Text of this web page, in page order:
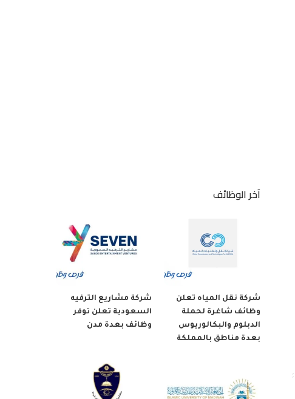
آخر الوظائف
شركة نقل المياه تعلن
وظائف شاغرة لحملة
الدبلوم والبكالوريوس
بعدة مناطق بالمملكة
شركة مشاريع الترفيه
السعودية تعلن توفر
وظائف بعدة مدن